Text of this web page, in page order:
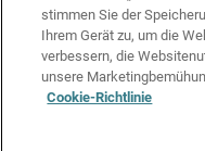
Cookie-Richtlinie
Datenschutzrichtlinie
Media & Brand Kit
stimmen Sie der
Ihrem Gerät zu, um die
verbessern, die
unsere
Cookie-Richtlinie